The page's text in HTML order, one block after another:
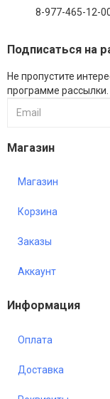
8-977-465-12-
Подписаться на
Не пропустите
программе рассылки.
Магазин
Магазин
Корзина
Заказы
Аккаунт
Информация
Оплата
Доставка